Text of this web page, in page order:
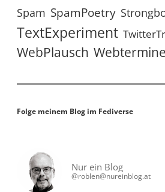
Spam SpamPoetry
TextExperiment
WebPlausch Webtermine
Folge meinem Blog im Fediverse
Nur ein Blog
@roblen@nureinblog.at